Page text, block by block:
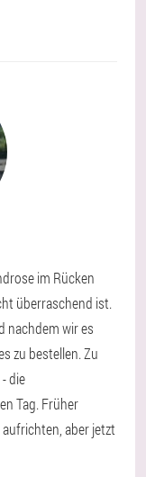
im Rücken
überraschend ist.
nachdem wir es
zu bestellen. Zu
die
Tag. Früher
aber jetzt